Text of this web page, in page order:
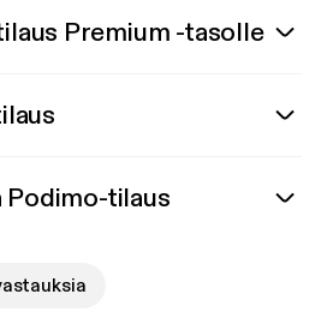
Premium -tasolle
Podimo-tilaus